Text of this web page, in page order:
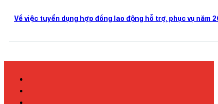
Về việc tuyển dụng hợp đồng lao động hỗ trợ, phục vụ năm